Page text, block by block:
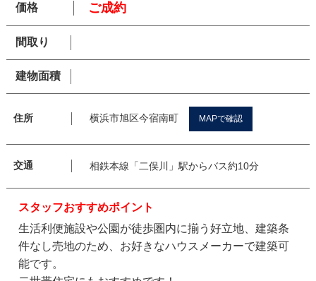
価格 ご成約
間取り
建物面積
住所 横浜市旭区今宿南町 MAPで確認
交通 相鉄本線「二俣川」駅からバス約10分
スタッフおすすめポイント
生活利便施設や公園が徒歩圏内に揃う好立地、建築条
件なし売地のため、お好きなハウスメーカーで建築可
能です。